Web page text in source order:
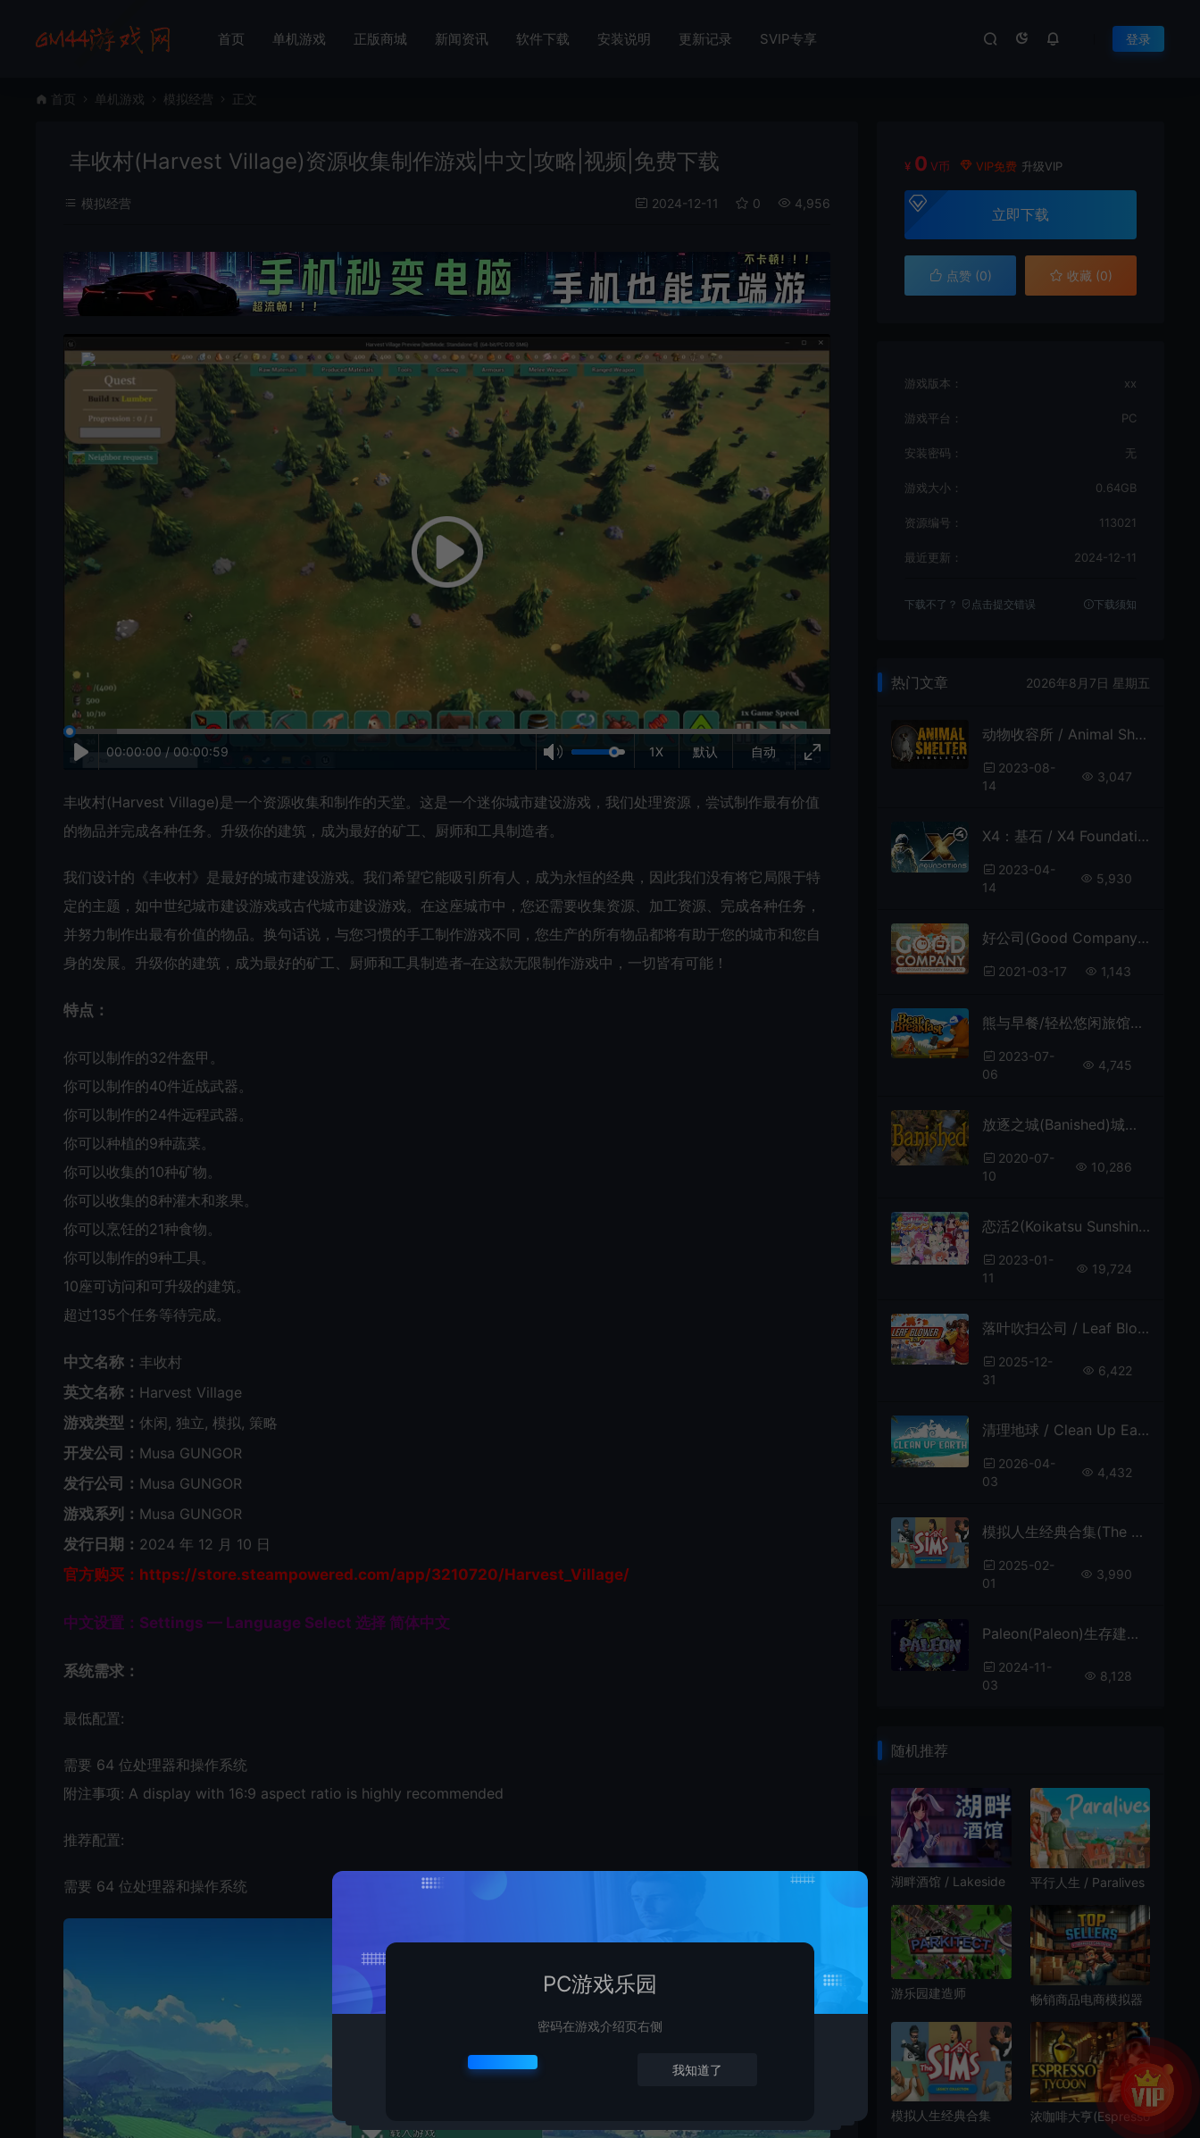
首页 单机游戏 正版商城 新闻资讯 软件下载 安装说明 更新记录 SVIP专享 登录
首页 单机游戏 模拟经营 正文
丰收村(Harvest Village)资源收集制作游戏|中文|攻略|视频|免费下载
模拟经营 2024-12-11 0 4,956
自动
1X 默认
00:00:00 / 00:00:59
丰收村(Harvest Village)是一个资源收集和制作的天堂。这是一个迷你城市建设游戏，我们处理资源，尝试制作最有价值
的物品并完成各种任务。升级你的建筑，成为最好的矿工、厨师和工具制造者。
我们设计的《丰收村》是最好的城市建设游戏。我们希望它能吸引所有人，成为永恒的经典，因此我们没有将它局限于特
定的主题，如中世纪城市建设游戏或古代城市建设游戏。在这座城市中，您还需要收集资源、加工资源、完成各种任务，
并努力制作出最有价值的物品。换句话说，与您习惯的手工制作游戏不同，您生产的所有物品都将有助于您的城市和您自
身的发展。升级你的建筑，成为最好的矿工、厨师和工具制造者–在这款无限制作游戏中，一切皆有可能！
特点：
你可以制作的32件盔甲。
你可以制作的40件近战武器。
你可以制作的24件远程武器。
你可以种植的9种蔬菜。
你可以收集的10种矿物。
你可以收集的8种灌木和浆果。
你可以烹饪的21种食物。
你可以制作的9种工具。
10座可访问和可升级的建筑。
超过135个任务等待完成。
中文名称： 丰收村
英文名称： Harvest Village
游戏类型： 休闲, 独立, 模拟, 策略
开发公司： Musa GUNGOR
发行公司： Musa GUNGOR
游戏系列： Musa GUNGOR
发行日期： 2024 年 12 月 10 日
官方购买：https://store.steampowered.com/app/3210720/Harvest_Village/
中文设置：Settings — Language Select 选择 简体中文
系统需求：
最低配置:
需要 64 位处理器和操作系统
附注事项: A display with 16:9 aspect ratio is highly recommended
推荐配置:
需要 64 位处理器和操作系统
¥ 0 V币 VIP免费 升级VIP
立即下载
点赞 (0) 收藏 (0)
游戏版本： xx
游戏平台： PC
安装密码： 无
游戏大小： 0.64GB
资源编号： 113021
最近更新： 2024-12-11
下载不了？ 点击提交错误 下载须知
热门文章 2026年8月7日 星期五
动物收容所 / Animal Shelter 动物管理模拟经营游戏
2023-08-
14
3,047
X4：基石 / X4 Foundations 科幻太空沙盒模拟游戏
2023-04-
14
5,930
好公司(Good Company)简中|PC|卡通策略模拟经营游戏
2021-03-17 1,143
熊与早餐/轻松悠闲旅馆经营游戏 Bear and Breakfast 下载
2023-07-
06
4,745
放逐之城(Banished)城市模拟建设生存游戏|下载
2020-07-
10
10,286
恋活2(Koikatsu Sunshine)二次元卡通恋爱模拟游戏|下载
2023-01-
11
19,724
落叶吹扫公司 / Leaf Blower Co 休闲解压模拟游戏
2025-12-
31
6,422
清理地球 / Clean Up Earth 轻松治愈生态修复游戏
2026-04-
03
4,432
模拟人生经典合集(The Sims：Legacy Collection)经典人生模拟游戏|下载
2025-02-
01
3,990
Paleon(Paleon)生存建造游戏|单机|中文|模拟|免费下载
2024-11-
03
8,128
随机推荐
湖畔酒馆 / Lakeside
戏
平行人生 / Paralives
游乐园建造师
建造游戏|下载
畅销商品电商模拟器
Ecommerce
Simulator)电子商务
模拟游戏|下载
模拟人生经典合集
浓咖啡大亨(Espresso
PC游戏乐园
密码在游戏介绍页右侧
我知道了